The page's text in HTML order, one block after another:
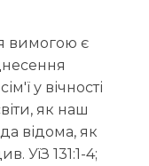
вимогою є
у вічності
як наш
відома, як
131:1-4;